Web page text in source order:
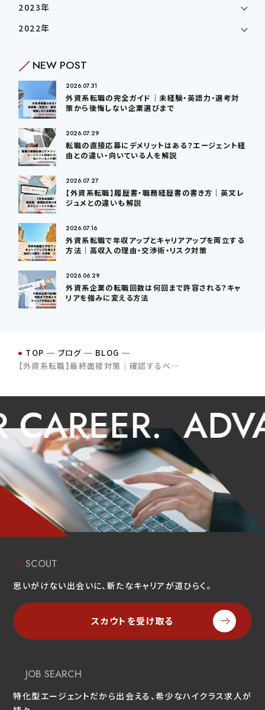
2023年
2022年
NEW POST
2026.07.31
外資系転職の完全ガイド｜未経験・英語力・選考対
策から後悔しない企業選びまで
2026.07.29
転職の直接応募にデメリットはある？エージェント経
由との違い・向いている人を解説
2026.07.27
【外資系転職】履歴書・職務経歴書の書き方｜英文レ
ジュメとの違いも解説
2026.07.16
外資系転職で年収アップとキャリアアップを両立する
方法｜高収入の理由・交渉術・リスク対策
2026.06.29
外資系企業の転職回数は何回まで許容される？キャ
リアを強みに変える方法
TOP ─ ブログ ─ BLOG ─
【外資系転職】最終面接対策｜確認するべきこと＆頻出質問8選
SCOUT
思いがけない出会いに、新たなキャリアが道ひらく。
スカウトを受け取る
JOB SEARCH
特化型エージェントだから出会える、希少なハイクラス求人が